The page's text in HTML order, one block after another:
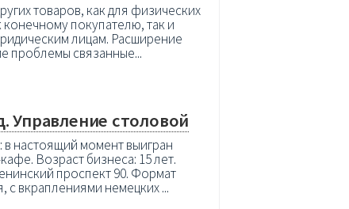
товаров, как для физических
конечному покупателю, так и
лицам. Расширение
проблемы связанные...
Управление столовой
настоящий момент выигран
Возраст бизнеса: 15 лет.
проспект 90. Формат
с вкраплениями немецких ...